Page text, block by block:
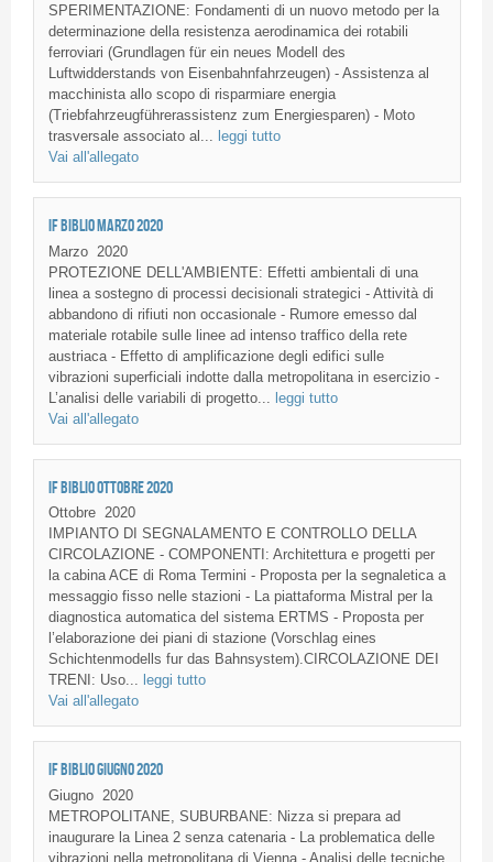
SPERIMENTAZIONE: Fondamenti di un nuovo metodo per la
determinazione della resistenza aerodinamica dei rotabili
ferroviari (Grundlagen für ein neues Modell des
Luftwidderstands von Eisenbahnfahrzeugen) - Assistenza al
macchinista allo scopo di risparmiare energia
(Triebfahrzeugführerassistenz zum Energiesparen) - Moto
trasversale associato al... leggi tutto
Vai all'allegato
IF BIBLIO MARZO 2020
Marzo
2020
PROTEZIONE DELL'AMBIENTE: Effetti ambientali di una
linea a sostegno di processi decisionali strategici - Attività di
abbandono di rifiuti non occasionale - Rumore emesso dal
materiale rotabile sulle linee ad intenso traffico della rete
austriaca - Effetto di amplificazione degli edifici sulle
vibrazioni superficiali indotte dalla metropolitana in esercizio -
L’analisi delle variabili di progetto...
leggi tutto
Vai all'allegato
IF BIBLIO OTTOBRE 2020
Ottobre 2020
IMPIANTO DI SEGNALAMENTO E CONTROLLO DELLA
CIRCOLAZIONE - COMPONENTI: Architettura e progetti per
la cabina ACE di Roma Termini - Proposta per la segnaletica a
messaggio fisso nelle stazioni - La piattaforma Mistral per la
diagnostica automatica del sistema ERTMS - Proposta per
l’elaborazione dei piani di stazione (Vorschlag eines
Schichtenmodells fur das Bahnsystem).CIRCOLAZIONE DEI
TRENI: Uso... leggi tutto
Vai all'allegato
IF BIBLIO GIUGNO 2020
Giugno 2020
METROPOLITANE, SUBURBANE: Nizza si prepara ad
inaugurare la Linea 2 senza catenaria - La problematica delle
vibrazioni nella metropolitana di Vienna - Analisi delle tecniche